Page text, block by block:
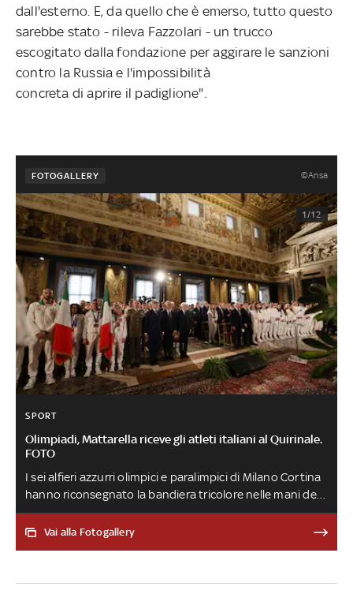
dall'esterno. E, da quello che è emerso, tutto questo
sarebbe stato - rileva Fazzolari - un trucco
escogitato dalla fondazione per aggirare le sanzioni
contro la Russia e l'impossibilità
concreta di aprire il padiglione".
FOTOGALLERY ©Ansa
1/12
SPORT
Olimpiadi, Mattarella riceve gli atleti italiani al Quirinale.
FOTO
I sei alfieri azzurri olimpici e paralimpici di Milano Cortina
hanno riconsegnato la bandiera tricolore nelle mani del
presidente della Repubblica. 'Questi Giochi hanno
scritto una pagina indimenticabile. I medaglieri sono
arrende alle prepotenze' in un mondo segnato da 'tempi
Vai alla Fotogallery